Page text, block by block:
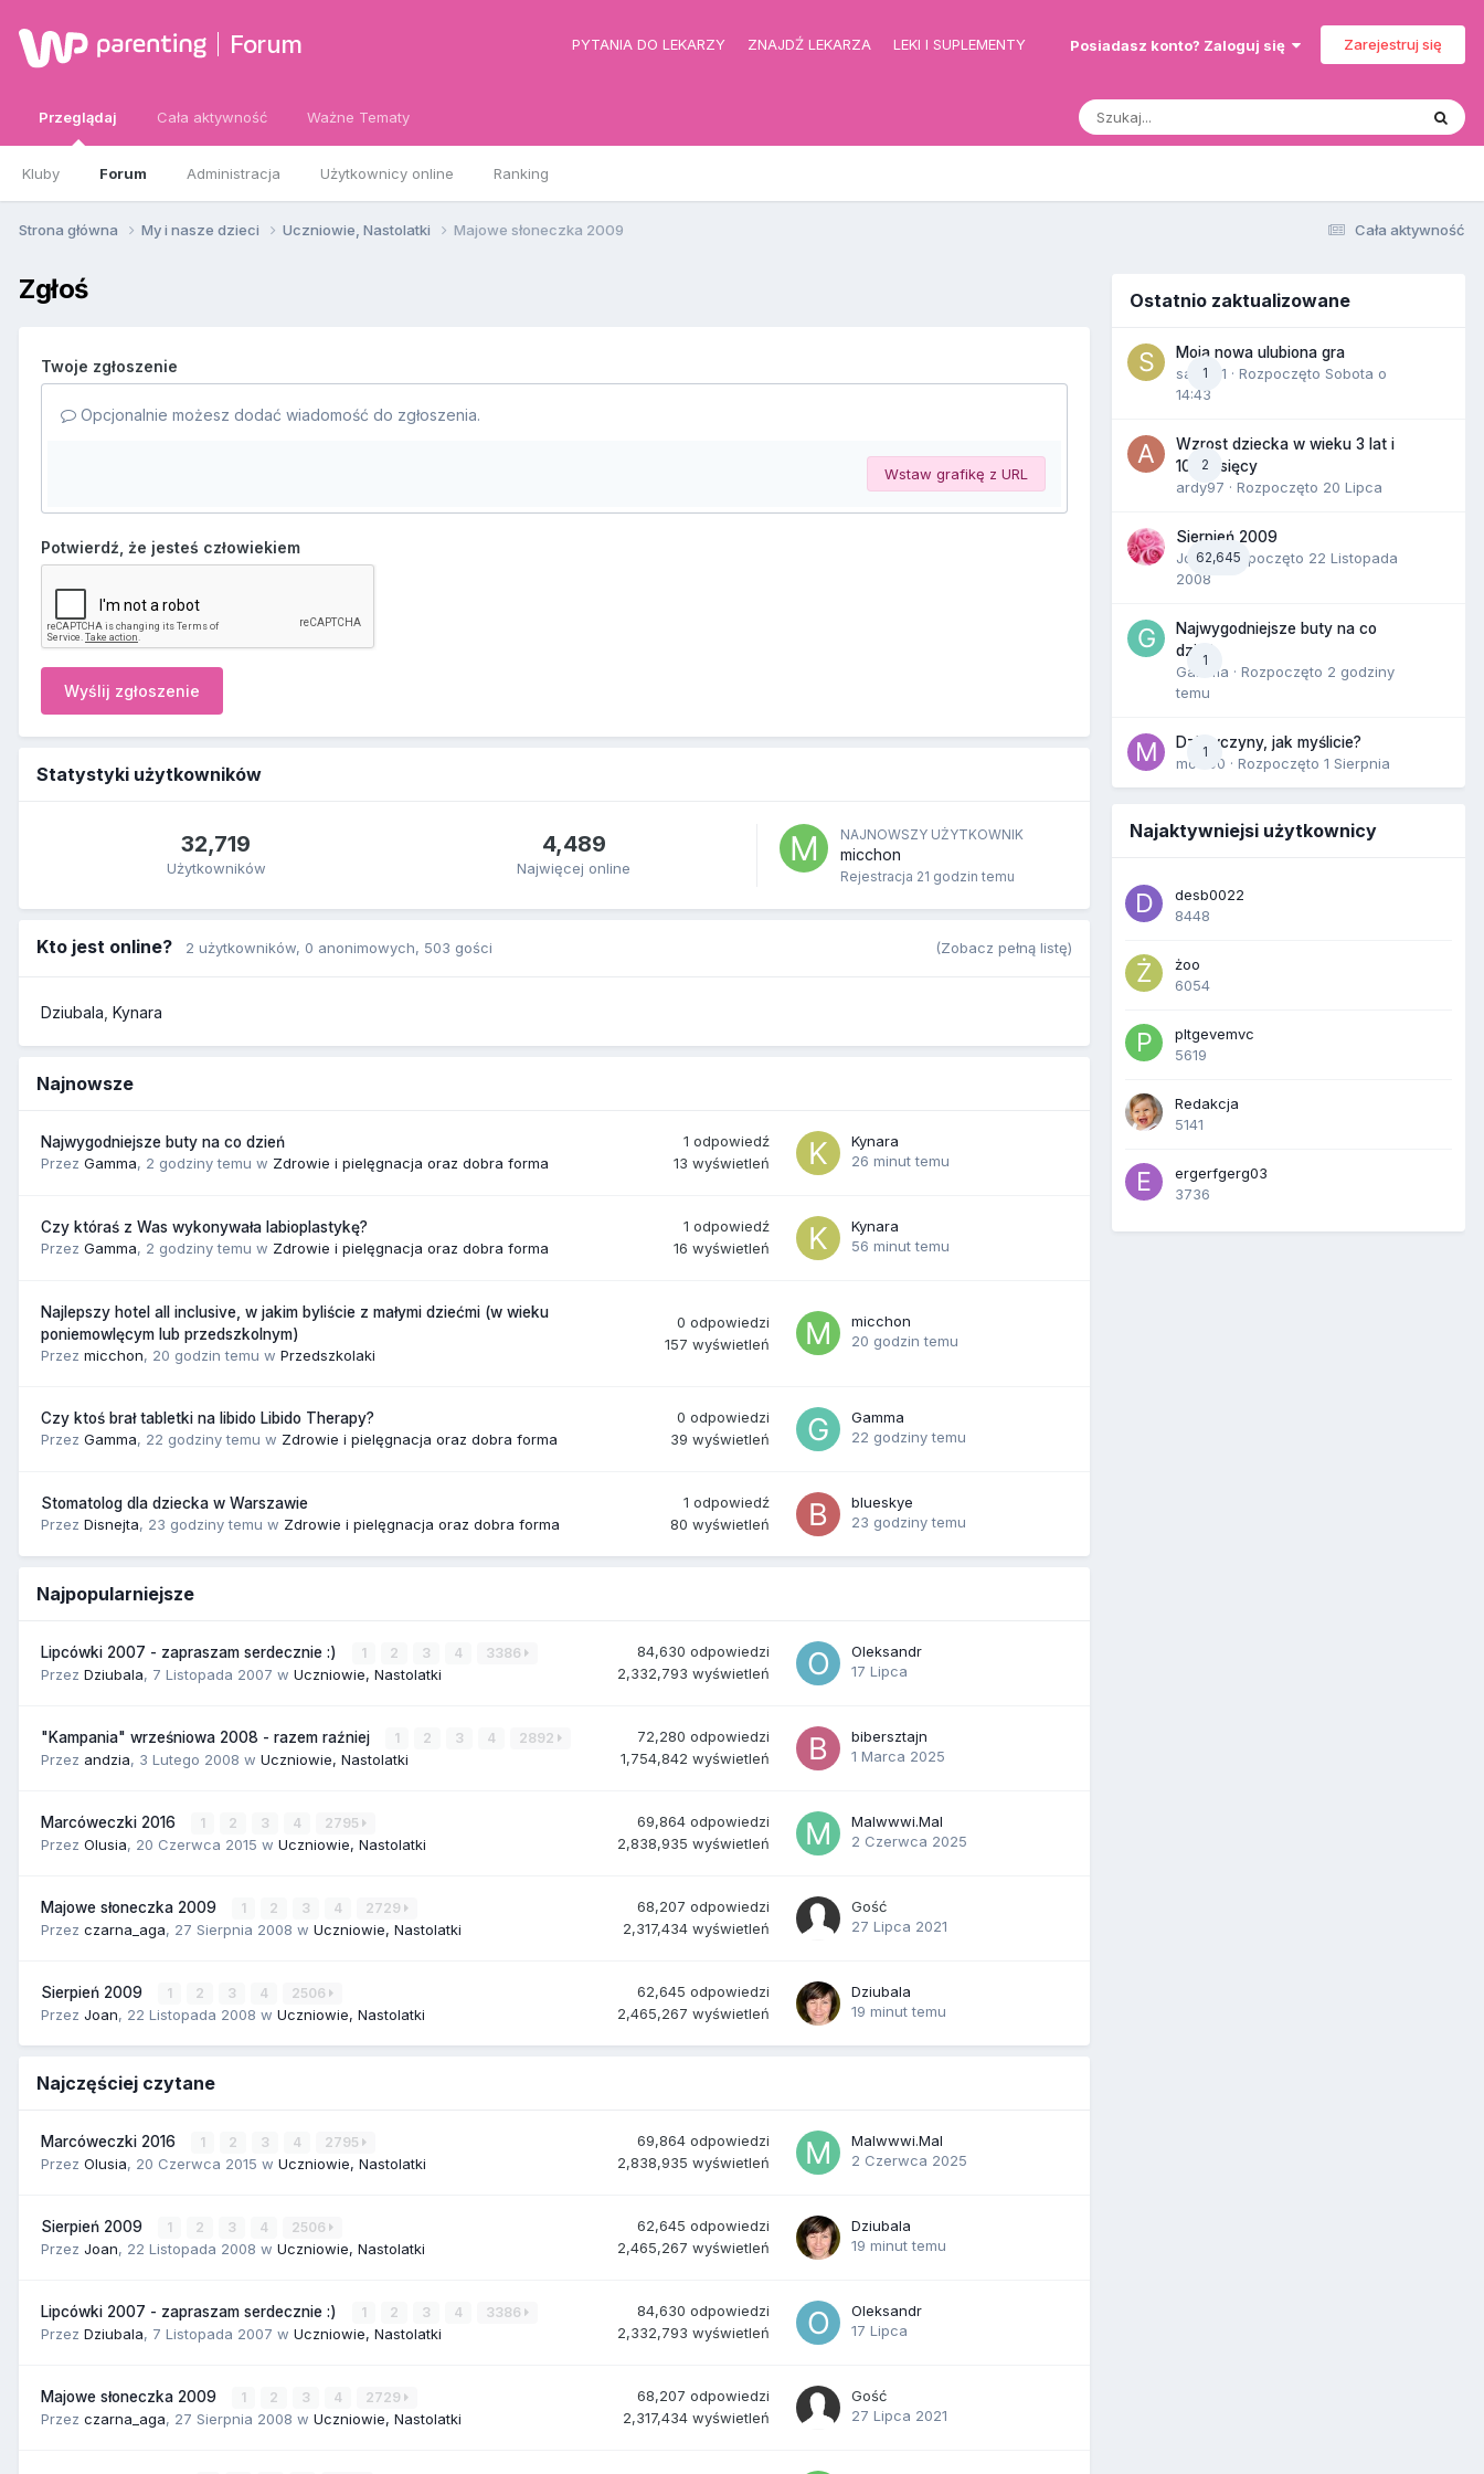
Forum PYTANIA DO LEKARZY ZNAJDŹ LEKARZA LEKI I SUPLEMENTY Posiadasz konto? Zaloguj się Zarejestruj się
Przeglądaj
Kluby Forum Administracja Użytkownicy online Ranking
Cała aktywność Ważne Tematy
Cała aktywność
Strona główna My i nasze dzieci Uczniowie, Nastolatki Majowe słoneczka 2009
Zgłoś
Twoje zgłoszenie
Opcjonalnie możesz dodać wiadomość do zgłoszenia.
Wstaw grafikę z URL
Potwierdź, że jesteś człowiekiem
Wyślij zgłoszenie
Statystyki użytkowników
32,719
Użytkowników
4,489
Najwięcej online
NAJNOWSZY UŻYTKOWNIK
micchon
Rejestracja 21 godzin temu
Kto jest online? 2 użytkowników, 0 anonimowych, 503 gości (Zobacz pełną listę)
Dziubala Kynara
Najnowsze
Najwygodniejsze buty na co dzień
Przez Gamma, 2 godziny temu w Zdrowie i pielęgnacja oraz dobra forma
1 odpowiedź
13 wyświetleń
Kynara
26 minut temu
Czy któraś z Was wykonywała labioplastykę?
Przez Gamma, 2 godziny temu w Zdrowie i pielęgnacja oraz dobra forma
1 odpowiedź
16 wyświetleń
Kynara
56 minut temu
Najlepszy hotel all inclusive, w jakim byliście z małymi dziećmi (w wieku
poniemowlęcym lub przedszkolnym)
Przez micchon, 20 godzin temu w Przedszkolaki
0 odpowiedzi
157 wyświetleń
micchon
20 godzin temu
Czy ktoś brał tabletki na libido Libido Therapy?
Przez Gamma, 22 godziny temu w Zdrowie i pielęgnacja oraz dobra forma
0 odpowiedzi
39 wyświetleń
Gamma
22 godziny temu
Stomatolog dla dziecka w Warszawie
Przez Disnejta, 23 godziny temu w Zdrowie i pielęgnacja oraz dobra forma
1 odpowiedź
80 wyświetleń
blueskye
23 godziny temu
Najpopularniejsze
Lipcówki 2007 - zapraszam serdecznie :) 1 2 3 4 3386
Przez Dziubala, 7 Listopada 2007 w Uczniowie, Nastolatki
84,630 odpowiedzi
2,332,793 wyświetleń
Oleksandr
17 Lipca
"Kampania" wrześniowa 2008 - razem raźniej 1 2 3 4 2892
Przez andzia, 3 Lutego 2008 w Uczniowie, Nastolatki
72,280 odpowiedzi
1,754,842 wyświetleń
bibersztajn
1 Marca 2025
Marcóweczki 2016 1 2 3 4 2795
Przez Olusia, 20 Czerwca 2015 w Uczniowie, Nastolatki
69,864 odpowiedzi
2,838,935 wyświetleń
Malwwwi.Mal
2 Czerwca 2025
Majowe słoneczka 2009 1 2 3 4 2729
Przez czarna_aga, 27 Sierpnia 2008 w Uczniowie, Nastolatki
68,207 odpowiedzi
2,317,434 wyświetleń
Gość
27 Lipca 2021
Sierpień 2009 1 2 3 4 2506
Przez Joan, 22 Listopada 2008 w Uczniowie, Nastolatki
62,645 odpowiedzi
2,465,267 wyświetleń
Dziubala
19 minut temu
Najczęściej czytane
Marcóweczki 2016 1 2 3 4 2795
Przez Olusia, 20 Czerwca 2015 w Uczniowie, Nastolatki
69,864 odpowiedzi
2,838,935 wyświetleń
Malwwwi.Mal
2 Czerwca 2025
Sierpień 2009 1 2 3 4 2506
Przez Joan, 22 Listopada 2008 w Uczniowie, Nastolatki
62,645 odpowiedzi
2,465,267 wyświetleń
Dziubala
19 minut temu
Lipcówki 2007 - zapraszam serdecznie :) 1 2 3 4 3386
Przez Dziubala, 7 Listopada 2007 w Uczniowie, Nastolatki
84,630 odpowiedzi
2,332,793 wyświetleń
Oleksandr
17 Lipca
Majowe słoneczka 2009 1 2 3 4 2729
Przez czarna_aga, 27 Sierpnia 2008 w Uczniowie, Nastolatki
68,207 odpowiedzi
2,317,434 wyświetleń
Gość
27 Lipca 2021
Ostatnio zaktualizowane
1
Moja nowa ulubiona gra
sayagi1 · Rozpoczęto Sobota o
14:43
2
Wzrost dziecka w wieku 3 lat i
10 miesięcy
ardy97 · Rozpoczęto 20 Lipca
62,645
Sierpień 2009
Joan· Rozpoczęto 22 Listopada
2008
1
Najwygodniejsze buty na co
dzień
Gamma · Rozpoczęto 2 godziny
temu
1
Dziewczyny, jak myślicie?
mozi00 · Rozpoczęto 1 Sierpnia
Najaktywniejsi użytkownicy
desb0022
8448
żoo
6054
pltgevemvc
5619
Redakcja
5141
ergerfgerg03
3736